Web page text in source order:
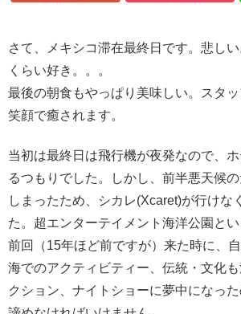
さて、メキシコ滞在最終日です。悲し
くらい好き。。。
最後の朝食もやっぱり美味しい。スタ
笑顔で癒されます。
当初は最終日は飛行機が夜発なので、
るつもりでした。しかし、前半悪天候
しまったため、シカレ(Xcaret)が行けな
た。超エンターテイメント海洋公園とい
前回（15年ほど前ですが）来た時に、自
海でのアクティビティー、伝統・文化
クション、ナイトショーに夢中になっ